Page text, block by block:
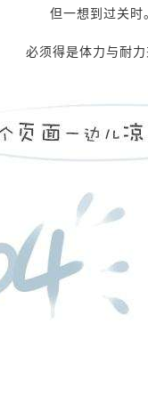
但一想到过关时
必须得是体力与耐